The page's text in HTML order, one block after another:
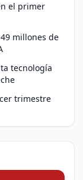
el primer
millones de
tecnología
trimestre